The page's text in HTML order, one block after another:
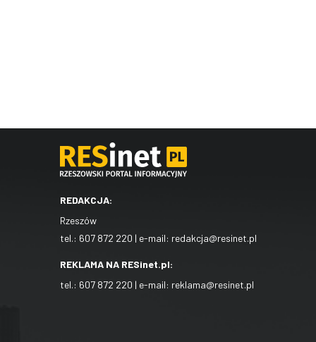
REDAKCJA:
Rzeszów
tel.: 607 872 220 | e-mail: redakcja@resinet.pl
REKLAMA NA RESinet.pl:
tel.: 607 872 220 | e-mail: reklama@resinet.pl